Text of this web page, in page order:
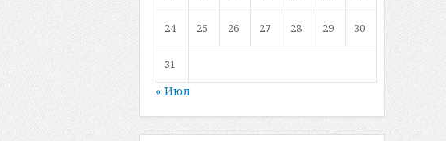
24 25 26 27 28 29 30
31
« Июл